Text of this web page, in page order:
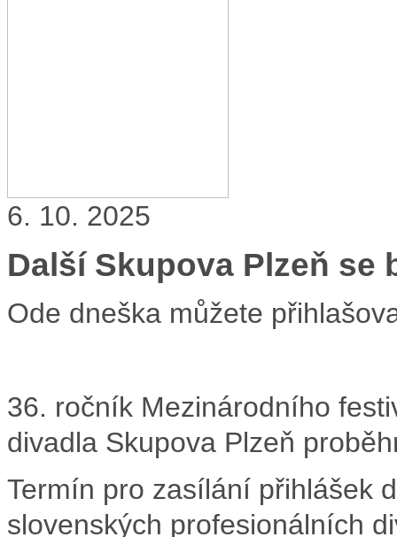
6. 10. 2025
Další Skupova Plzeň se
Ode dneška můžete
36. ročník Mezinárodního
divadla Skupova Plzeň
Termín pro zasílání přihlášek
slovenských profesionálních